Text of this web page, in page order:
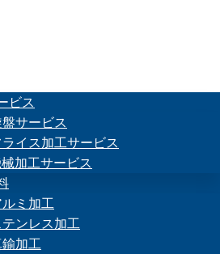
ビス
サービス
イス加工サービス
加工サービス
ミ加工
ンレス加工
加工